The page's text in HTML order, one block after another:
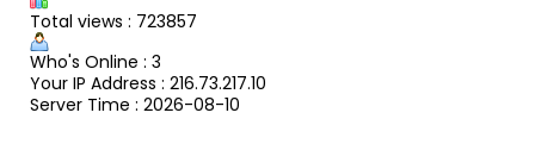
Total views : 723857
Who's Online : 3
Your IP Address : 216.73.217.10
Server Time : 2026-08-10